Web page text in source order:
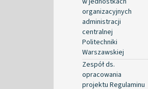
organizacyjnych
administracji
centralnej
Politechniki
Warszawskiej
Zespół ds.
opracowania
projektu Regulaminu